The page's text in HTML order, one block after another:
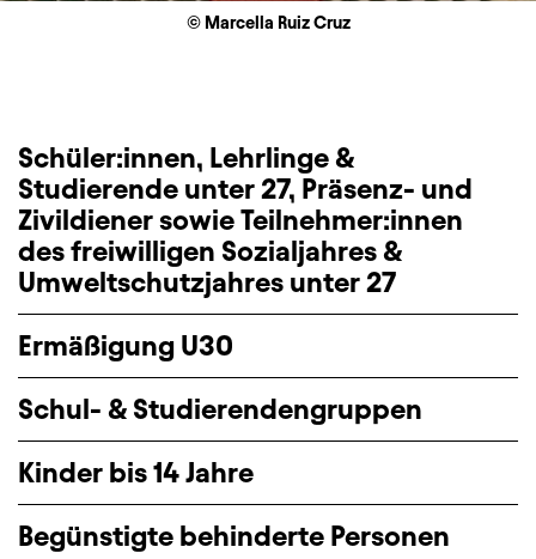
© Marcella Ruiz Cruz
Schüler:innen, Lehrlinge &
Studierende unter 27, Präsenz- und
Zivildiener sowie Teilnehmer:innen
des freiwilligen Sozialjahres &
Umweltschutzjahres unter 27
Ermäßigung U30
Schul- & Studierendengruppen
Kinder bis 14 Jahre
Begünstigte behinderte Personen